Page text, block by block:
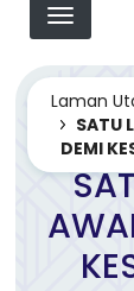
Laman
SATU
DEMI